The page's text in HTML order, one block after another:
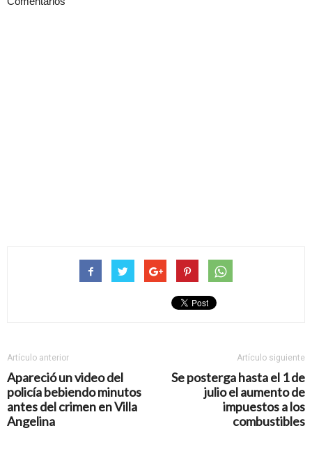
Artículo anterior
Apareció un video del
policía bebiendo minutos
antes del crimen en Villa
Angelina
Artículo siguiente
Se posterga hasta el 1 de
julio el aumento de
impuestos a los
combustibles